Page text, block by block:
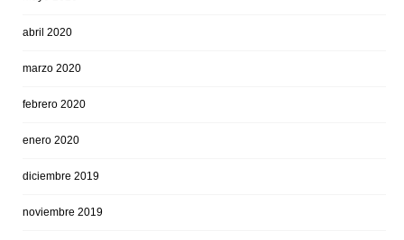
abril 2020
marzo 2020
febrero 2020
enero 2020
diciembre 2019
noviembre 2019